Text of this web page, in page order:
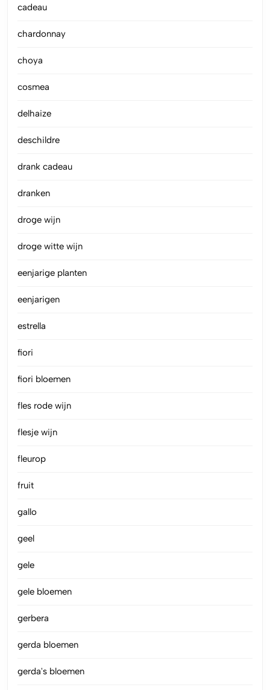
cadeau
chardonnay
choya
cosmea
delhaize
deschildre
drank cadeau
dranken
droge wijn
droge witte wijn
eenjarige planten
eenjarigen
estrella
fiori
fiori bloemen
fles rode wijn
flesje wijn
fleurop
fruit
gallo
geel
gele
gele bloemen
gerbera
gerda bloemen
gerda's bloemen